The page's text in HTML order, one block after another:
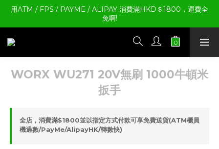
用ATM / FPS / PAYME / ALIPAY 消費滿HKD＄1800，運費全
免啊!
WORX WU271 20V無刷 1000牛頓米
扳手
全店，消費滿$1800並以指定方式付款可享免費送貨(ATM櫃員
機過數/PayMe/AlipayHK/轉數快)